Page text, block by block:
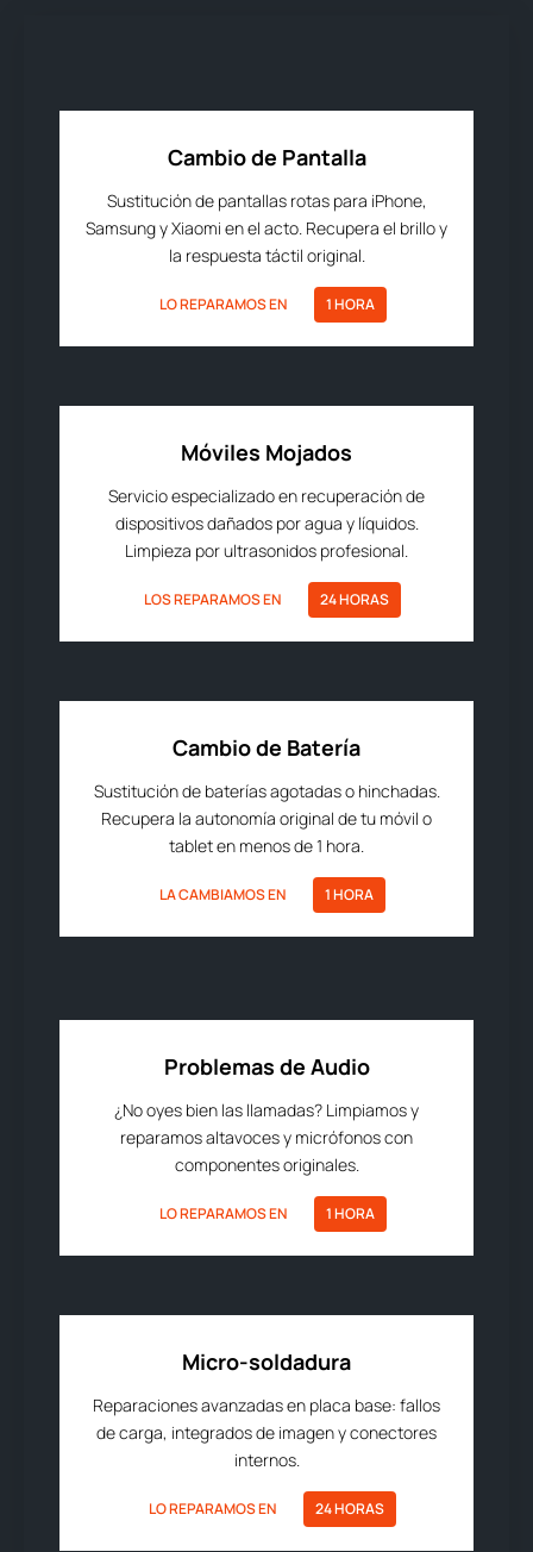
Cambio de Pantalla
Sustitución de pantallas rotas para iPhone,
Samsung y Xiaomi en el acto. Recupera el brillo y
la respuesta táctil original.
LO REPARAMOS EN 1 HORA
Móviles Mojados
Servicio especializado en recuperación de
dispositivos dañados por agua y líquidos.
Limpieza por ultrasonidos profesional.
LOS REPARAMOS EN 24 HORAS
Cambio de Batería
Sustitución de baterías agotadas o hinchadas.
Recupera la autonomía original de tu móvil o
tablet en menos de 1 hora.
LA CAMBIAMOS EN 1 HORA
Problemas de Audio
¿No oyes bien las llamadas? Limpiamos y
reparamos altavoces y micrófonos con
componentes originales.
LO REPARAMOS EN 1 HORA
Micro-soldadura
Reparaciones avanzadas en placa base: fallos
de carga, integrados de imagen y conectores
internos.
LO REPARAMOS EN 24 HORAS